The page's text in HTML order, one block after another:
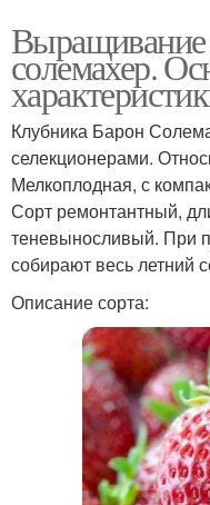
Выращивание
солемахер.
Клубника Барон
селекционерами.
Мелкоплодная, с
Сорт ремонтантный,
теневыносливый. При
собирают весь летний
Описание сорта: